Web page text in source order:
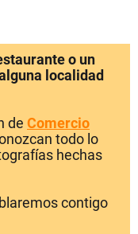
o un
localidad
de Comercio
todo lo
hechas
contigo